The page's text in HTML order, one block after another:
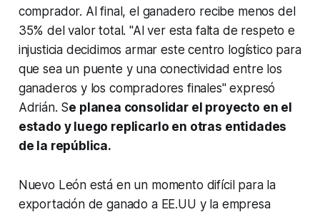
comprador. Al final, el ganadero recibe menos del
35% del valor total. "Al ver esta falta de respeto e
injusticia decidimos armar este centro logístico para
que sea un puente y una conectividad entre los
ganaderos y los compradores finales" expresó
Adrián. Se planea consolidar el proyecto en el
estado y luego replicarlo en otras entidades
de la república.
Nuevo León está en un momento difícil para la
exportación de ganado a EE.UU y la empresa